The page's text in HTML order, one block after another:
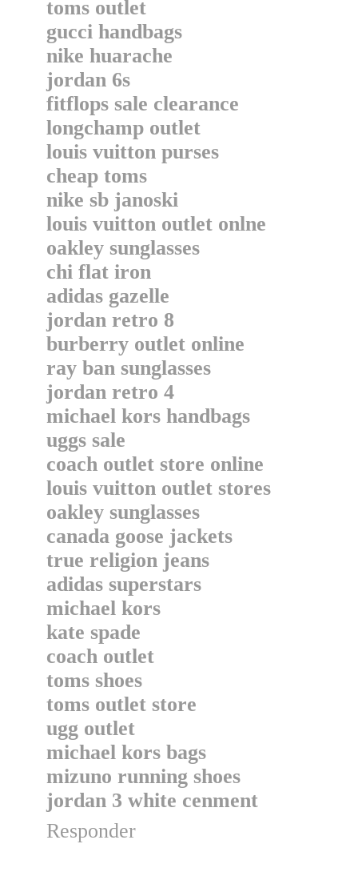
toms outlet
gucci handbags
nike huarache
jordan 6s
fitflops sale clearance
longchamp outlet
louis vuitton purses
cheap toms
nike sb janoski
louis vuitton outlet onlne
oakley sunglasses
chi flat iron
adidas gazelle
jordan retro 8
burberry outlet online
ray ban sunglasses
jordan retro 4
michael kors handbags
uggs sale
coach outlet store online
louis vuitton outlet stores
oakley sunglasses
canada goose jackets
true religion jeans
adidas superstars
michael kors
kate spade
coach outlet
toms shoes
toms outlet store
ugg outlet
michael kors bags
mizuno running shoes
jordan 3 white cenment
Responder